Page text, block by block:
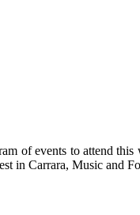
of events to attend
in Carrara, Music and